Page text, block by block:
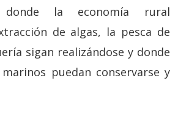
la economía rural
de algas, la pesca de
sigan realizándose y donde
puedan conservarse y